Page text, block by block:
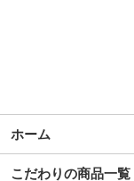
ホーム
こだわりの商品一覧